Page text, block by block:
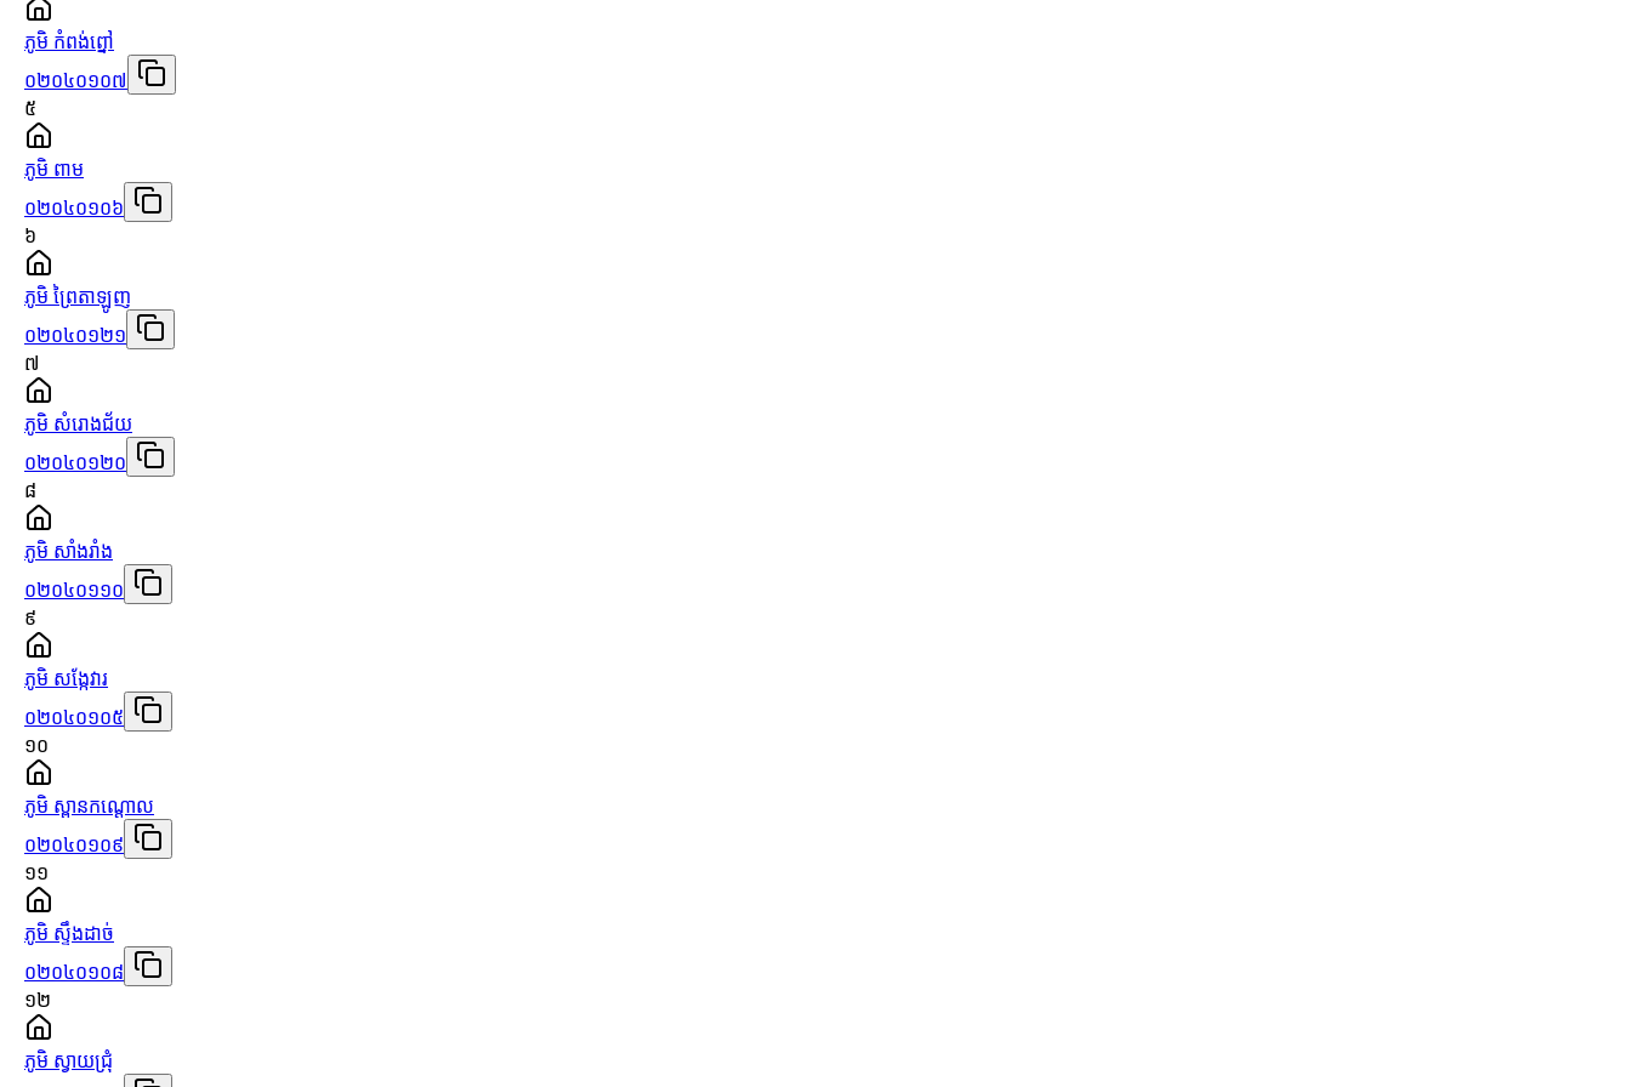
ភូមិ កំពង់ព្នៅ
០២០៤០១០៧
៥
ភូមិ ពាម
០២០៤០១០៦
៦
ភូមិ ព្រៃតាឡូញ
០២០៤០១២១
៧
ភូមិ សំរោងជ័យ
០២០៤០១២០
៨
ភូមិ សាំងរាំង
០២០៤០១១០
៩
ភូមិ សង្កែវារ
០២០៤០១០៥
១០
ភូមិ ស្ពានកណ្ដោល
០២០៤០១០៩
១១
ភូមិ ស្ទឹងដាច់
០២០៤០១០៨
១២
ភូមិ ស្វាយជ្រុំ